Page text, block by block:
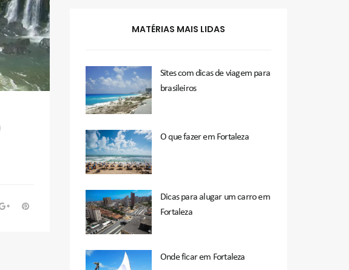
MATÉRIAS MAIS LIDAS
Sites com dicas de viagem para
brasileiros
O que fazer em Fortaleza
Dicas para alugar um carro em
Fortaleza
Onde ficar em Fortaleza